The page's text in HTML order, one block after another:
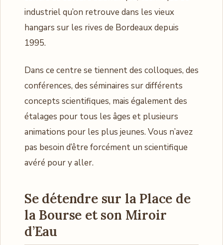
industriel qu’on retrouve dans les vieux
hangars sur les rives de Bordeaux depuis
1995.
Dans ce centre se tiennent des colloques, des
conférences, des séminaires sur différents
concepts scientifiques, mais également des
étalages pour tous les âges et plusieurs
animations pour les plus jeunes. Vous n’avez
pas besoin d’être forcément un scientifique
avéré pour y aller.
Se détendre sur la Place de
la Bourse et son Miroir
d’Eau